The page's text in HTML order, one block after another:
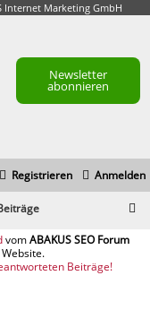
Internet Marketing GmbH
Newsletter
abonnieren
Anmelden
Registrieren
Beiträge!